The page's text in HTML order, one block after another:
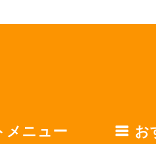
メニュー お